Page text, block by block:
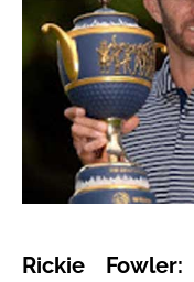
Rickie Fowler: